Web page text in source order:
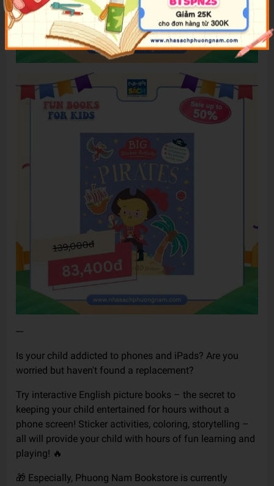
---
Is your child addicted to phones and iPads? Are you
worried but haven't found a replacement?
Try interactive English picture books – the secret to
keeping your child entertained for hours without a
phone screen! Sticker activities, coloring, storytelling –
all will provide your child with hours of fun learning and
playing! 🔥
🎁 Especially, Phuong Nam Bookstore is currently